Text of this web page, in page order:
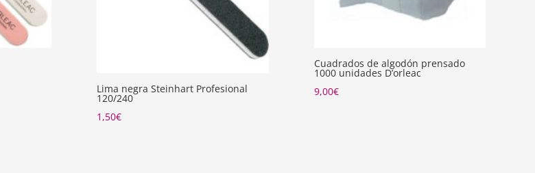
Lima negra Steinhart Profesional
120/240
1,50€
Cuadrados de algodón prensado
1000 unidades D’orleac
9,00€